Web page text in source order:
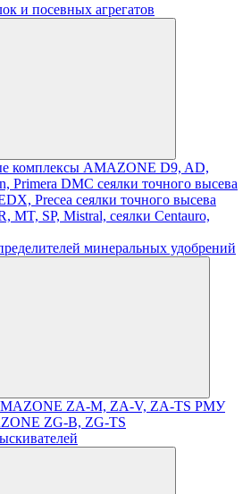
и посевных агрегатов
комплексы AMAZONE D9, AD,
Primera DMC сеялки точного высева
Precea сеялки точного высева
MT, SP, Mistral, сеялки Centauro,
минеральных удобрений
ZA-M, ZA-V, ZA-TS РМУ
ZG-B, ZG-TS